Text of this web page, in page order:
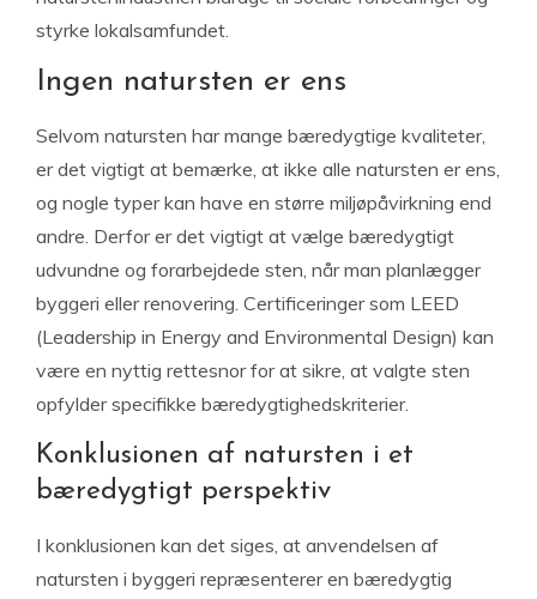
styrke lokalsamfundet.
Ingen natursten er ens
Selvom natursten har mange bæredygtige kvaliteter,
er det vigtigt at bemærke, at ikke alle natursten er ens,
og nogle typer kan have en større miljøpåvirkning end
andre. Derfor er det vigtigt at vælge bæredygtigt
udvundne og forarbejdede sten, når man planlægger
byggeri eller renovering. Certificeringer som LEED
(Leadership in Energy and Environmental Design) kan
være en nyttig rettesnor for at sikre, at valgte sten
opfylder specifikke bæredygtighedskriterier.
Konklusionen af natursten i et
bæredygtigt perspektiv
I konklusionen kan det siges, at anvendelsen af
natursten i byggeri repræsenterer en bæredygtig